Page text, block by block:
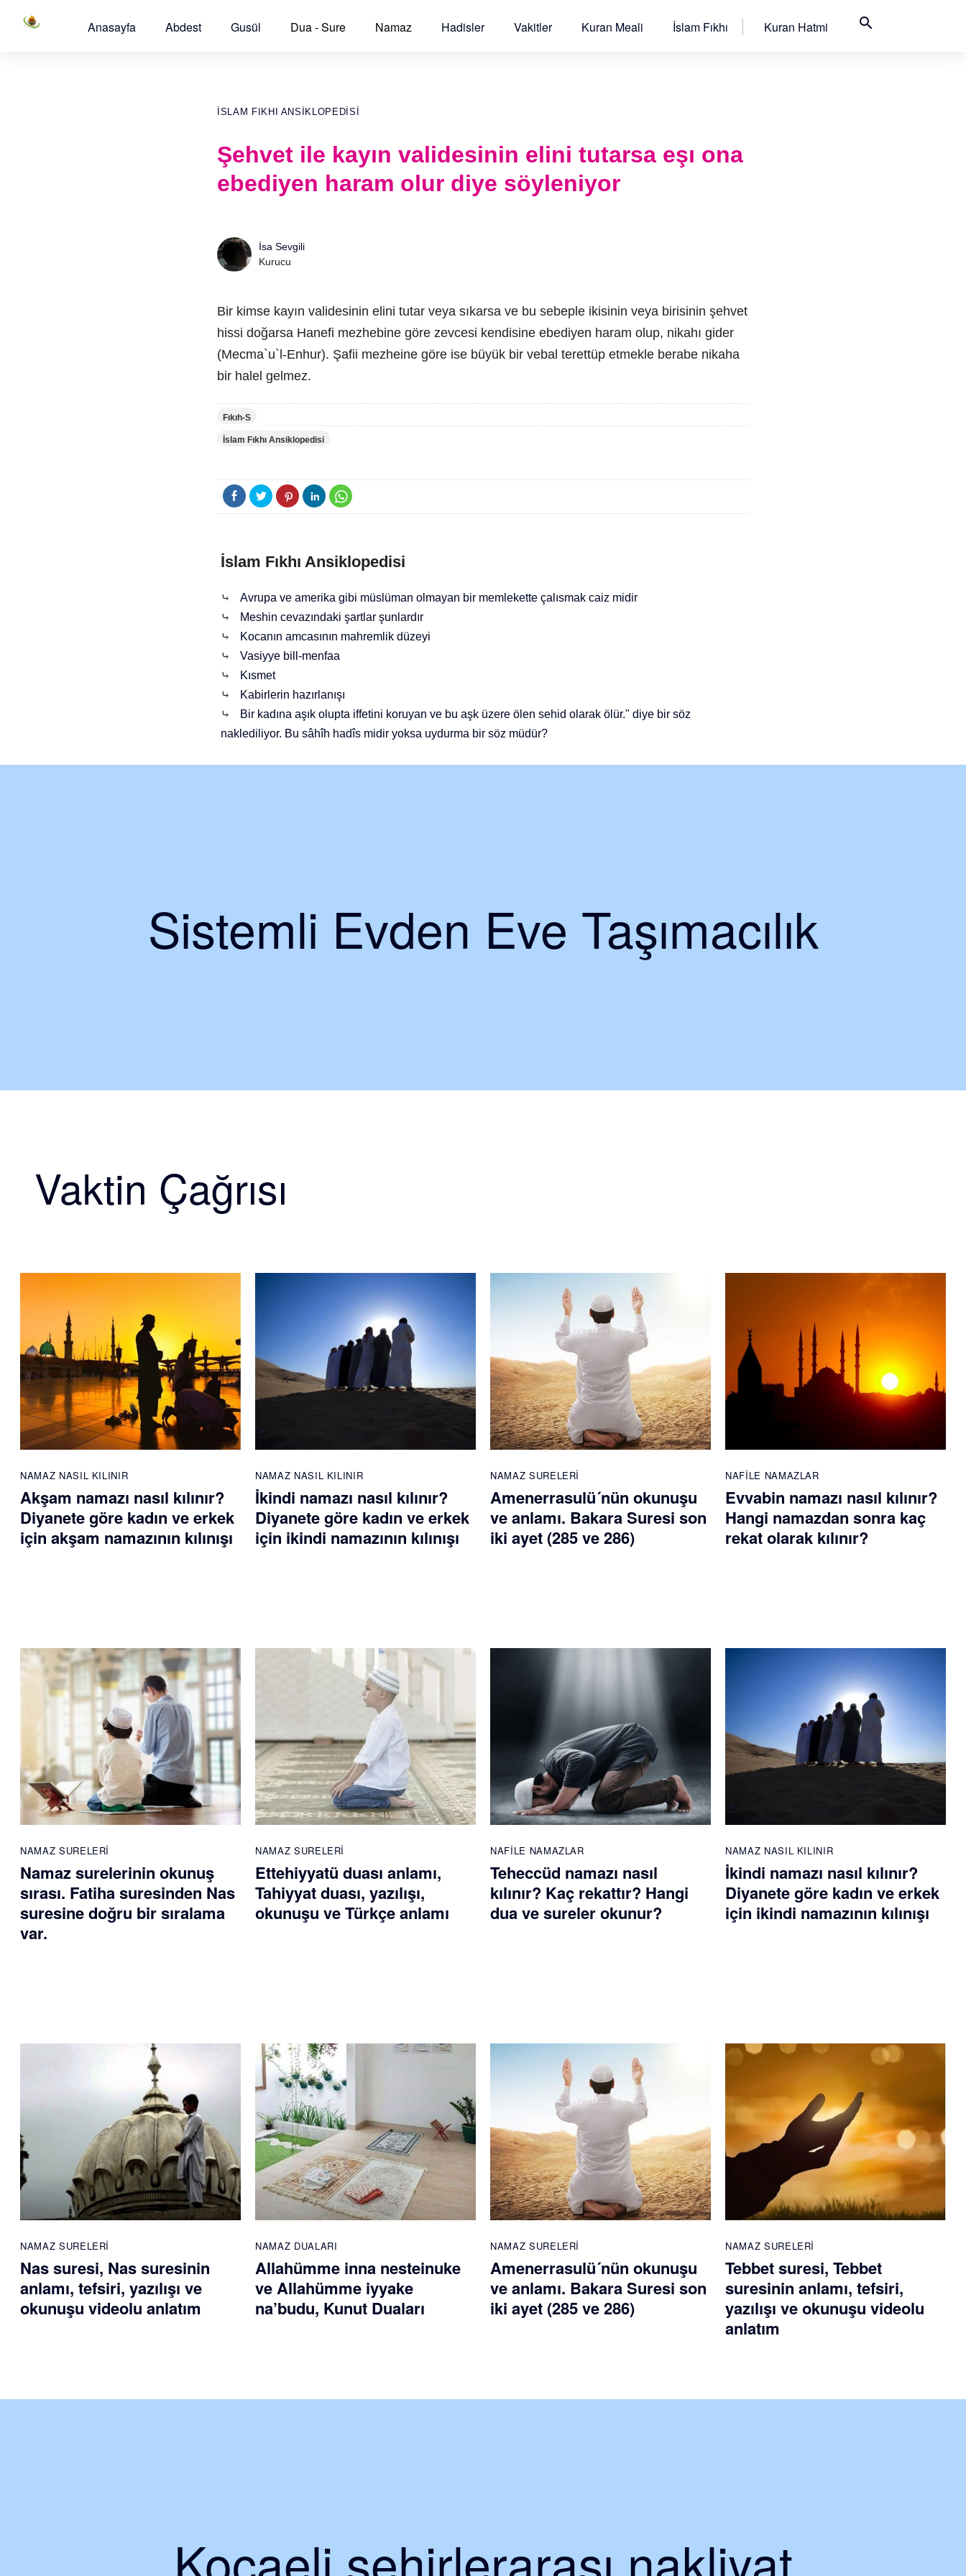
Anasayfa Abdest Gusül Dua - Sure Namaz Hadisler Vakitler Kuran Meali İslam Fıkhı Kuran Hatmi search
İSLAM FIKHI ANSIKLOPEDISI
Şehvet ile kayın validesinin elini tutarsa eşı ona
ebediyen haram olur diye söyleniyor
İsa Sevgili
Kurucu
Bir kimse kayın validesinin elini tutar veya sıkarsa ve bu sebeple ikisinin veya birisinin şehvet
hissi doğarsa Hanefi mezhebine göre zevcesi kendisine ebediyen haram olup, nikahı gider
(Mecma`u`l-Enhur). Şafii mezheine göre ise büyük bir vebal terettüp etmekle berabe nikaha
bir halel gelmez.
Fıkıh-S
İslam Fıkhı Ansiklopedisi
İslam Fıkhı Ansiklopedisi
⤷
Avrupa ve amerika gibi müslüman olmayan bir memlekette çalısmak caiz midir
⤷
Meshin cevazındaki şartlar şunlardır
⤷
Kocanın amcasının mahremlik düzeyi
⤷
Vasiyye bill-menfaa
⤷
Kısmet
⤷
Kabirlerin hazırlanışı
⤷
Bir kadına aşık olupta iffetini koruyan ve bu aşk üzere ölen sehid olarak ölür." diye bir söz
naklediliyor. Bu sâhîh hadîs midir yoksa uydurma bir söz müdür?
Sistemli Evden Eve Taşımacılık
Vaktin Çağrısı
NAMAZ NASIL KILINIR
Akşam namazı nasıl kılınır?
Diyanete göre kadın ve erkek
için akşam namazının kılınışı
NAMAZ NASIL KILINIR
İkindi namazı nasıl kılınır?
Diyanete göre kadın ve erkek
için ikindi namazının kılınışı
NAMAZ SURELERI
Amenerrasulü´nün okunuşu
ve anlamı. Bakara Suresi son
iki ayet (285 ve 286)
NAFILE NAMAZLAR
Evvabin namazı nasıl kılınır?
Hangi namazdan sonra kaç
rekat olarak kılınır?
NAMAZ SURELERI
Namaz surelerinin okunuş
sırası. Fatiha suresinden Nas
suresine doğru bir sıralama
var.
NAMAZ SURELERI
Ettehiyyatü duası anlamı,
Tahiyyat duası, yazılışı,
okunuşu ve Türkçe anlamı
NAFILE NAMAZLAR
Teheccüd namazı nasıl
kılınır? Kaç rekattır? Hangi
dua ve sureler okunur?
NAMAZ NASIL KILINIR
İkindi namazı nasıl kılınır?
Diyanete göre kadın ve erkek
için ikindi namazının kılınışı
NAMAZ SURELERI
Nas suresi, Nas suresinin
anlamı, tefsiri, yazılışı ve
okunuşu videolu anlatım
NAMAZ DUALARI
Allahümme inna nesteinuke
ve Allahümme iyyake
na’budu, Kunut Duaları
NAMAZ SURELERI
Amenerrasulü´nün okunuşu
ve anlamı. Bakara Suresi son
iki ayet (285 ve 286)
NAMAZ SURELERI
Tebbet suresi, Tebbet
suresinin anlamı, tefsiri,
yazılışı ve okunuşu videolu
anlatım
Kocaeli şehirlerarası nakliyat